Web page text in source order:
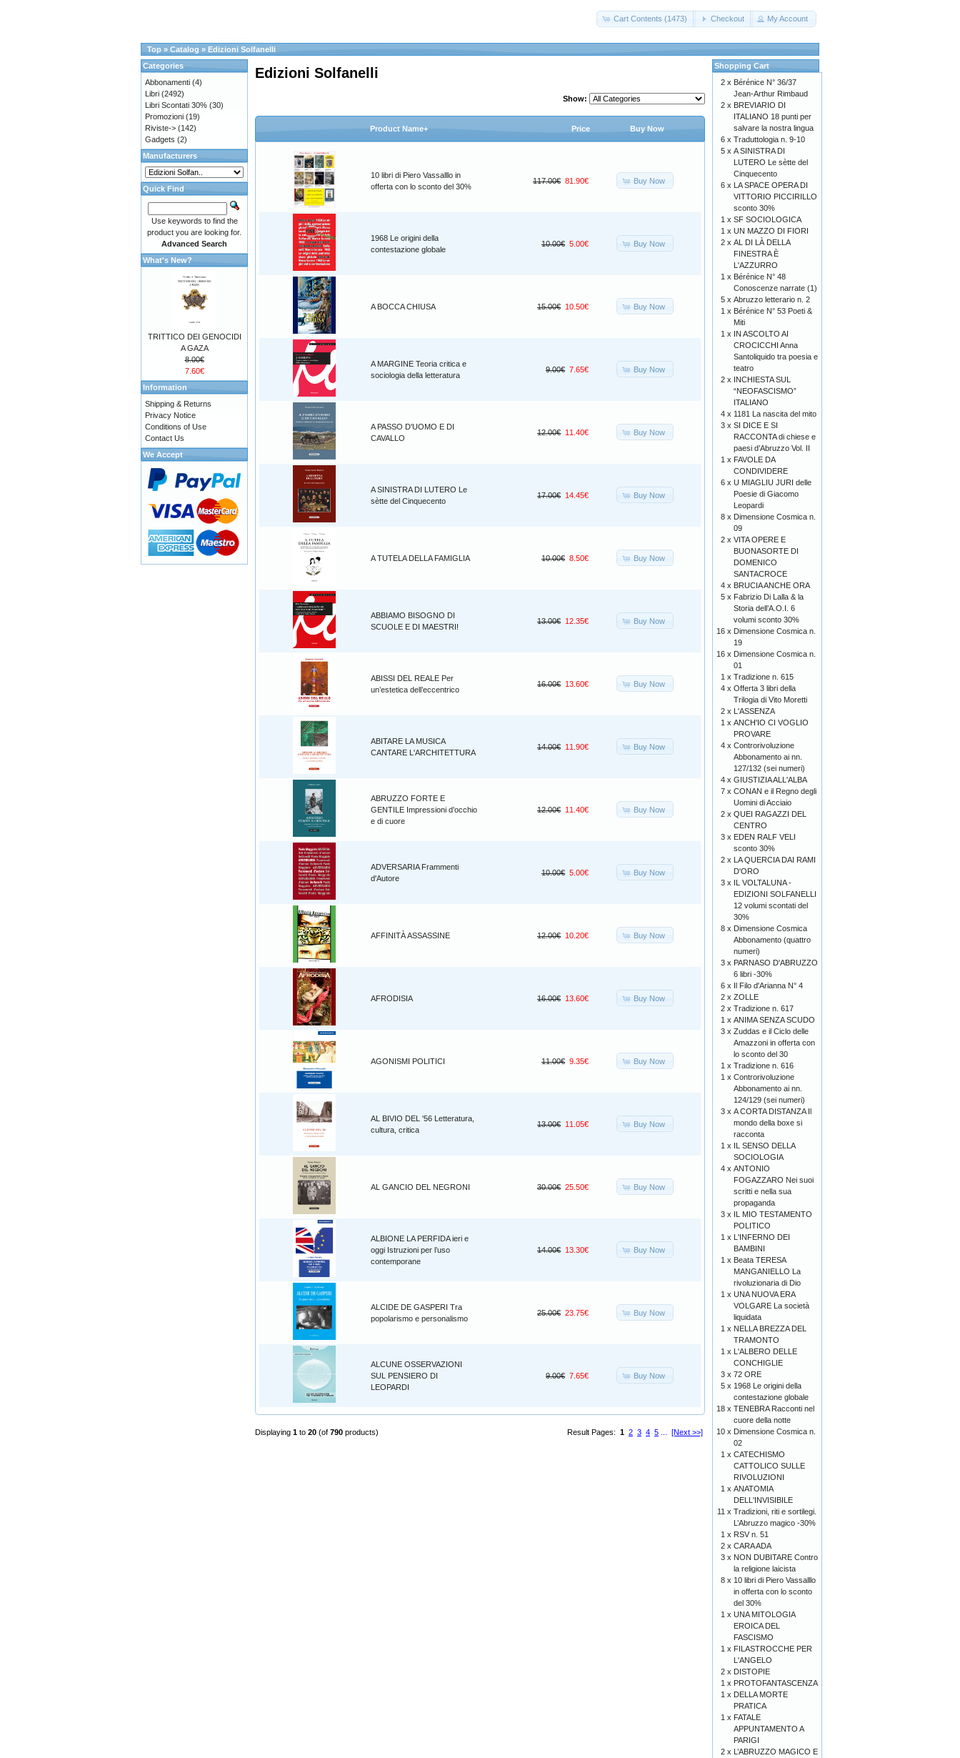
Cart Contents (1473) Checkout My Account
Top » Catalog » Edizioni Solfanelli
Edizioni Solfanelli
Show:
Product Name+ Price Buy Now
10 libri di Piero Vassalllo in
offerta con lo sconto del 30%
117.00€ 81.90€ Buy Now
1968 Le origini della
contestazione globale
10.00€ 5.00€ Buy Now
A BOCCA CHIUSA 15.00€ 10.50€ Buy Now
A MARGINE Teoria critica e
sociologia della letteratura
9.00€ 7.65€ Buy Now
A PASSO D'UOMO E DI
CAVALLO
12.00€ 11.40€ Buy Now
A SINISTRA DI LUTERO Le
sètte del Cinquecento
17.00€ 14.45€ Buy Now
A TUTELA DELLA FAMIGLIA 10.00€ 8.50€ Buy Now
ABBIAMO BISOGNO DI
SCUOLE E DI MAESTRI!
13.00€ 12.35€ Buy Now
ABISSI DEL REALE Per
un’estetica dell’eccentrico
16.00€ 13.60€ Buy Now
ABITARE LA MUSICA
CANTARE L'ARCHITETTURA
14.00€ 11.90€ Buy Now
ABRUZZO FORTE E
GENTILE Impressioni d’occhio
e di cuore
12.00€ 11.40€ Buy Now
ADVERSARIA Frammenti
d'Autore
10.00€ 5.00€ Buy Now
AFFINITÀ ASSASSINE 12.00€ 10.20€ Buy Now
AFRODISIA 16.00€ 13.60€ Buy Now
AGONISMI POLITICI 11.00€ 9.35€ Buy Now
AL BIVIO DEL '56 Letteratura,
cultura, critica
13.00€ 11.05€ Buy Now
AL GANCIO DEL NEGRONI 30.00€ 25.50€ Buy Now
ALBIONE LA PERFIDA ieri e
oggi Istruzioni per l’uso
contemporane
14.00€ 13.30€ Buy Now
ALCIDE DE GASPERI Tra
popolarismo e personalismo
25.00€ 23.75€ Buy Now
ALCUNE OSSERVAZIONI
SUL PENSIERO DI
LEOPARDI
9.00€ 7.65€ Buy Now
Result Pages: 1 2 3 4 5 [Next >>]
Displaying 1 to 20 (of 790 products)
Categories
Abbonamenti (4)
Libri (2492)
Libri Scontati 30% (30)
Promozioni (19)
Riviste-> (142)
Gadgets (2)
Manufacturers
Quick Find
Use keywords to find the
product you are looking for.
Advanced Search
What's New?
TRITTICO DEI GENOCIDI
A GAZA
8.00€
7.60€
Information
Shipping & Returns
Privacy Notice
Conditions of Use
Contact Us
We Accept
Shopping Cart
2 x Bérénice N° 36/37
Jean-Arthur Rimbaud
2 x BREVIARIO DI
ITALIANO 18 punti per
salvare la nostra lingua
6 x Traduttologia n. 9-10
5 x A SINISTRA DI
LUTERO Le sètte del
Cinquecento
6 x LA SPACE OPERA DI
VITTORIO PICCIRILLO
sconto 30%
1 x SF SOCIOLOGICA
1 x UN MAZZO DI FIORI
2 x AL DI LÀ DELLA
FINESTRA È
L'AZZURRO
1 x Bérénice N° 48
Conoscenze narrate (1)
5 x Abruzzo letterario n. 2
1 x Bérénice N° 53 Poeti &
Miti
1 x IN ASCOLTO AI
CROCICCHI Anna
Santoliquido tra poesia e
teatro
2 x INCHIESTA SUL
“NEOFASCISMO”
ITALIANO
4 x 1181 La nascita del mito
3 x SI DICE E SI
RACCONTA di chiese e
paesi d’Abruzzo Vol. II
1 x FAVOLE DA
CONDIVIDERE
6 x U MIAGLIU JURI delle
Poesie di Giacomo
Leopardi
8 x Dimensione Cosmica n.
09
2 x VITA OPERE E
BUONASORTE DI
DOMENICO
SANTACROCE
4 x BRUCIA ANCHE ORA
5 x Fabrizio Di Lalla & la
Storia dell’A.O.I. 6
volumi sconto 30%
16 x Dimensione Cosmica n.
19
16 x Dimensione Cosmica n.
01
1 x Tradizione n. 615
4 x Offerta 3 libri della
Trilogia di Vito Moretti
2 x L'ASSENZA
1 x ANCH'IO CI VOGLIO
PROVARE
4 x Controrivoluzione
Abbonamento ai nn.
127/132 (sei numeri)
4 x GIUSTIZIA ALL'ALBA
7 x CONAN e il Regno degli
Uomini di Acciaio
2 x QUEI RAGAZZI DEL
CENTRO
3 x EDEN RALF VELI
sconto 30%
2 x LA QUERCIA DAI RAMI
D'ORO
3 x IL VOLTALUNA -
EDIZIONI SOLFANELLI
12 volumi scontati del
30%
8 x Dimensione Cosmica
Abbonamento (quattro
numeri)
3 x PARNASO D'ABRUZZO
6 libri -30%
6 x Il Filo d'Arianna N° 4
2 x ZOLLE
2 x Tradizione n. 617
1 x ANIMA SENZA SCUDO
3 x Zuddas e il Ciclo delle
Amazzoni in offerta con
lo sconto del 30
1 x Tradizione n. 616
1 x Controrivoluzione
Abbonamento ai nn.
124/129 (sei numeri)
3 x A CORTA DISTANZA Il
mondo della boxe si
racconta
1 x IL SENSO DELLA
SOCIOLOGIA
4 x ANTONIO
FOGAZZARO Nei suoi
scritti e nella sua
propaganda
3 x IL MIO TESTAMENTO
POLITICO
1 x L'INFERNO DEI
BAMBINI
1 x Beata TERESA
MANGANIELLO La
rivoluzionaria di Dio
1 x UNA NUOVA ERA
VOLGARE La società
liquidata
1 x NELLA BREZZA DEL
TRAMONTO
1 x L'ALBERO DELLE
CONCHIGLIE
3 x 72 ORE
5 x 1968 Le origini della
contestazione globale
18 x TENEBRA Racconti nel
cuore della notte
10 x Dimensione Cosmica n.
02
1 x CATECHISMO
CATTOLICO SULLE
RIVOLUZIONI
1 x ANATOMIA
DELL'INVISIBILE
11 x Tradizioni, riti e sortilegi.
L’Abruzzo magico -30%
1 x RSV n. 51
2 x CARA ADA
3 x NON DUBITARE Contro
la religione laicista
8 x 10 libri di Piero Vassalllo
in offerta con lo sconto
del 30%
1 x UNA MITOLOGIA
EROICA DEL
FASCISMO
1 x FILASTROCCHE PER
L'ANGELO
2 x DISTOPIE
1 x PROTOFANTASCENZA
1 x DELLA MORTE
PRATICA
1 x FATALE
APPUNTAMENTO A
PARIGI
2 x L’ABRUZZO MAGICO E